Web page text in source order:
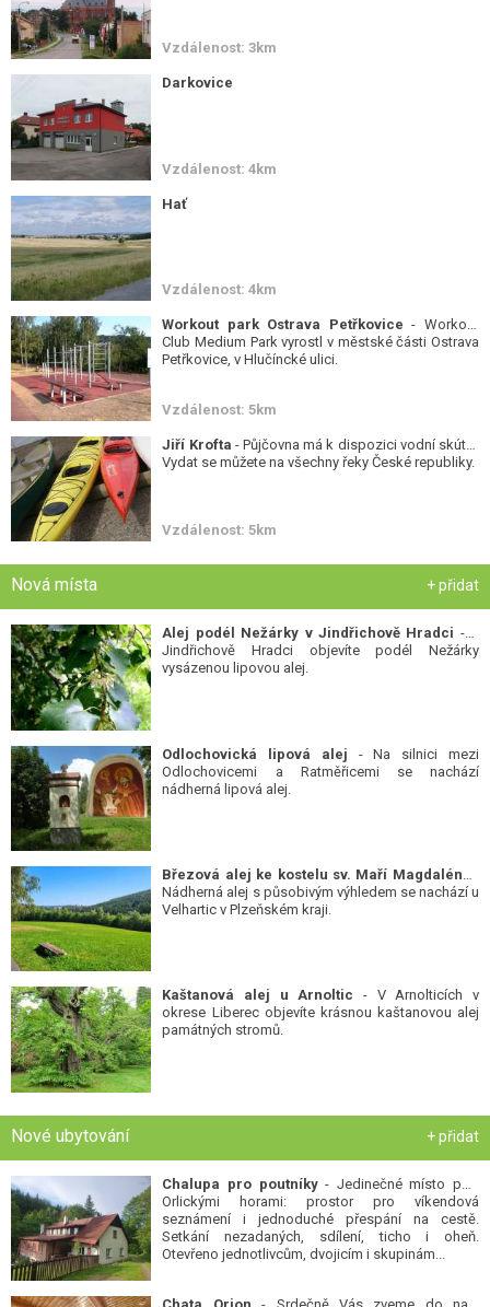
Vzdálenost: 3km
Darkovice
Vzdálenost: 4km
Hať
Vzdálenost: 4km
Workout park Ostrava Petřkovice - Workout
Club Medium Park vyrostl v městské části Ostrava
Petřkovice, v Hlučíncké ulici.
Vzdálenost: 5km
Jiří Krofta - Půjčovna má k dispozici vodní skútry.
Vydat se můžete na všechny řeky České republiky.
Vzdálenost: 5km
Nová místa + přidat
Alej podél Nežárky v Jindřichově Hradci - V
Jindřichově Hradci objevíte podél Nežárky
vysázenou lipovou alej.
Odlochovická lipová alej - Na silnici mezi
Odlochovicemi a Ratměřicemi se nachází
nádherná lipová alej.
Nádherná alej s působivým výhledem se nachází u
Velhartic v Plzeňském kraji.
Kaštanová alej u Arnoltic - V Arnolticích v
okrese Liberec objevíte krásnou kaštanovou alej
památných stromů.
Nové ubytování + přidat
Chalupa pro poutníky- Jedinečné místo pod
Orlickými horami: prostor pro víkendová
seznámení i jednoduché přespání na cestě.
Setkání nezadaných, sdílení, ticho i oheň.
Otevřeno jednotlivcům, dvojicím i skupinám...